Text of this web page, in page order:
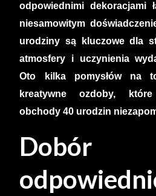
dekoracje
na
40
urodziny?
odpowiednimi dekoracjami
niesamowitym
urodziny są kluczowe dla
atmosfery i uczynienia
Oto kilka pomysłów na
kreatywne ozdoby,
obchody 40 urodzin
Dobór